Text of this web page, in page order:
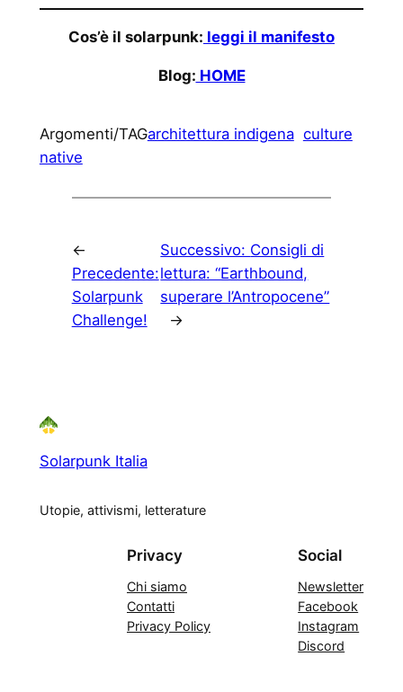
Cos’è il solarpunk: leggi il manifesto
Blog: HOME
Argomenti/TAGarchitettura indigena culture
native
←
Precedente:
Solarpunk
Challenge!
Successivo: Consigli di
lettura: “Earthbound,
superare l’Antropocene”
→
Solarpunk Italia
Utopie, attivismi, letterature
Privacy
Chi siamo
Contatti
Privacy Policy
Social
Newsletter
Facebook
Instagram
Discord